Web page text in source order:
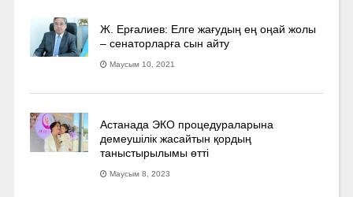
Ж. Ерғалиев: Елге жағудың ең оңай жолы
– сенаторларға сын айту
Маусым 10, 2021
Астанада ЭКО процедураларына
демеушілік жасайтын қордың
таныстырылымы өтті
Маусым 8, 2023